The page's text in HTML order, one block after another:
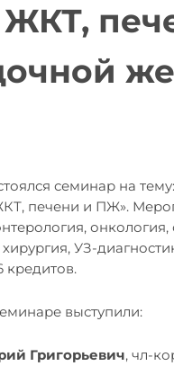
семинар на
печени и ПЖ».
хирургия, УЗ-
кредитов.
выступили:
Григорьевич, чл-